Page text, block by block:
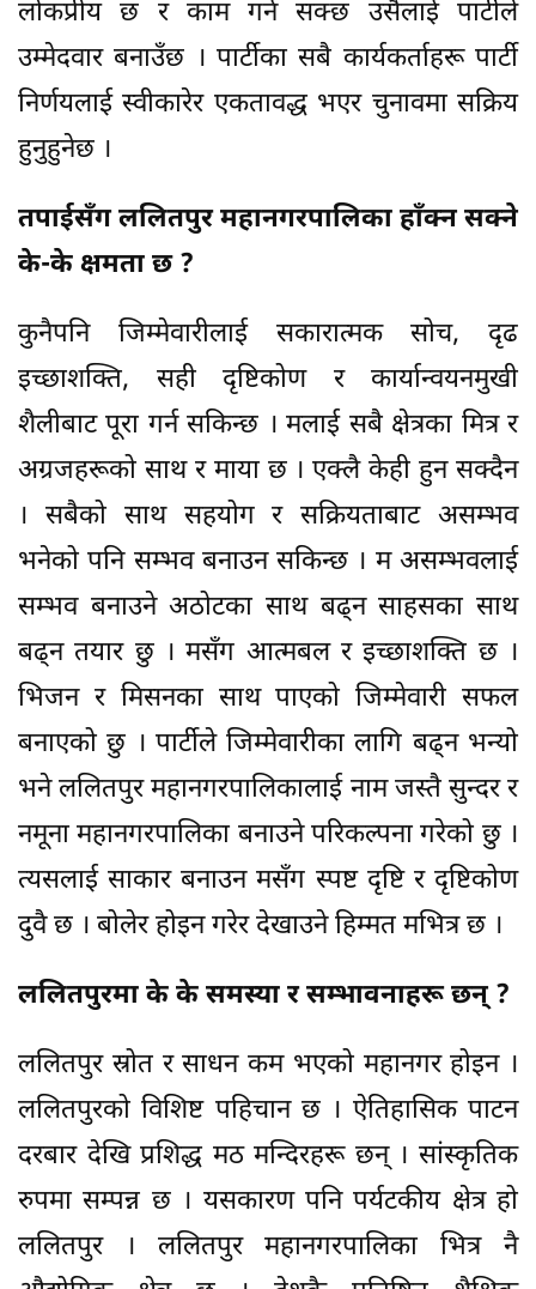
लोकप्रीय छ र काम गर्न सक्छ उसैलाई पार्टीले
उम्मेदवार बनाउँछ । पार्टीका सबै कार्यकर्ताहरू पार्टी
निर्णयलाई स्वीकारेर एकतावद्ध भएर चुनावमा सक्रिय
हुनुहुनेछ ।
तपाईसँग ललितपुर महानगरपालिका हाँक्न सक्ने
के-के क्षमता छ ?
कुनैपनि जिम्मेवारीलाई सकारात्मक सोच, दृढ
इच्छाशक्ति, सही दृष्टिकोण र कार्यान्वयनमुखी
शैलीबाट पूरा गर्न सकिन्छ । मलाई सबै क्षेत्रका मित्र र
अग्रजहरूको साथ र माया छ । एक्लै केही हुन सक्दैन
। सबैको साथ सहयोग र सक्रियताबाट असम्भव
भनेको पनि सम्भव बनाउन सकिन्छ । म असम्भवलाई
सम्भव बनाउने अठोटका साथ बढ्न साहसका साथ
बढ्न तयार छु । मसँग आत्मबल र इच्छाशक्ति छ ।
भिजन र मिसनका साथ पाएको जिम्मेवारी सफल
बनाएको छु । पार्टीले जिम्मेवारीका लागि बढ्न भन्यो
भने ललितपुर महानगरपालिकालाई नाम जस्तै सुन्दर र
नमूना महानगरपालिका बनाउने परिकल्पना गरेको छु ।
त्यसलाई साकार बनाउन मसँग स्पष्ट दृष्टि र दृष्टिकोण
दुवै छ । बोलेर होइन गरेर देखाउने हिम्मत मभित्र छ ।
ललितपुरमा के के समस्या र सम्भावनाहरू छन् ?
ललितपुर स्रोत र साधन कम भएको महानगर होइन ।
ललितपुरको विशिष्ट पहिचान छ । ऐतिहासिक पाटन
दरबार देखि प्रशिद्ध मठ मन्दिरहरू छन् । सांस्कृतिक
रुपमा सम्पन्न छ । यसकारण पनि पर्यटकीय क्षेत्र हो
ललितपुर । ललितपुर महानगरपालिका भित्र नै